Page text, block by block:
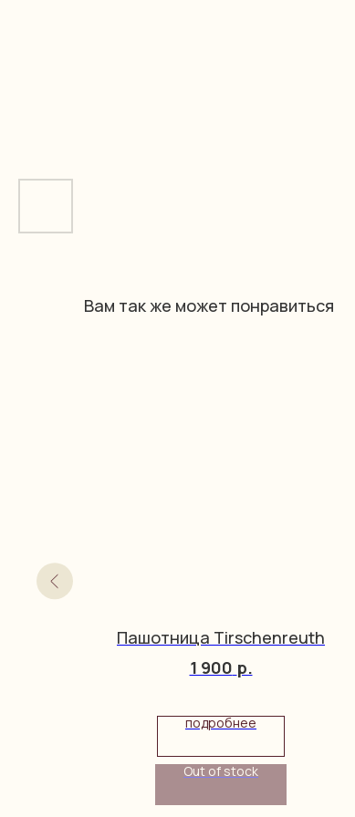
Вам так же может понравиться
Пашотница Tirschenreuth
1 900 р.
подробнее
Out of stock